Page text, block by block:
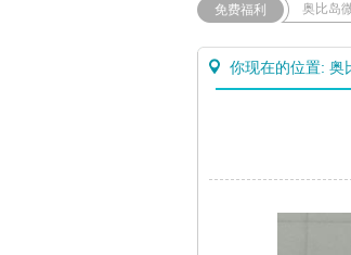
免费福利 奥比岛
你现在的位置: 奥